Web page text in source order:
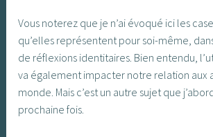
Vous noterez que je n’ai évoqué ici les
qu’elles représentent pour soi-même,
de réflexions identitaires. Bien entendu,
va également impacter notre relation aux
monde. Mais c’est un autre sujet que
prochaine fois.